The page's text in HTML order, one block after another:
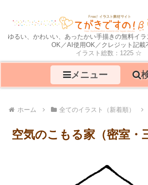
ゆるい、かわいい、あったかい手描きの無料イ
OK／AI使用OK／クレジット記
イラスト総数：1225 ☆
メニュー
ホーム 全てのイラスト（新着順）
空気のこもる家（密室・